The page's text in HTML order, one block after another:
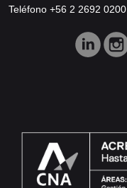
Teléfono +56 2 2692 0200